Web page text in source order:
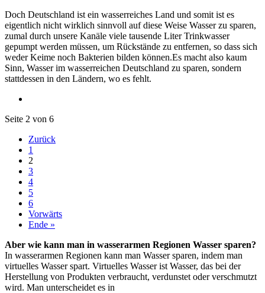
Doch Deutschland ist ein wasserreiches Land und somit ist es
eigentlich nicht wirklich sinnvoll auf diese Weise Wasser zu sparen,
zumal durch unsere Kanäle viele tausende Liter Trinkwasser
gepumpt werden müssen, um Rückstände zu entfernen, so dass sich
weder Keime noch Bakterien bilden können.Es macht also kaum
Sinn, Wasser im wasserreichen Deutschland zu sparen, sondern
stattdessen in den Ländern, wo es fehlt.
Seite 2 von 6
Zurück
1
2
3
4
5
6
Vorwärts
Ende »
Aber wie kann man in wasserarmen Regionen Wasser sparen?
In wasserarmen Regionen kann man Wasser sparen, indem man
virtuelles Wasser spart. Virtuelles Wasser ist Wasser, das bei der
Herstellung von Produkten verbraucht, verdunstet oder verschmutzt
wird. Man unterscheidet es in